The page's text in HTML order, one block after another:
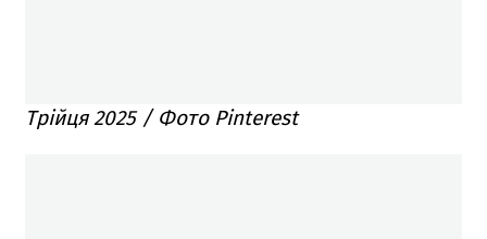
Трійця 2025 / Фото Pinterest